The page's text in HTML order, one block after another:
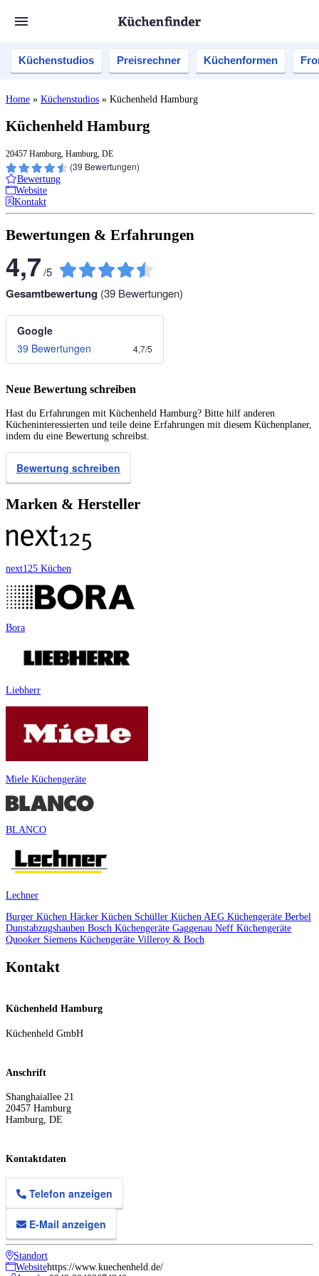
Küchenstudios Preisrechner Küchenformen
Home » Küchenstudios » Küchenheld Hamburg
Küchenheld Hamburg
20457 Hamburg, Hamburg, DE
(39 Bewertungen)
Bewertung
Website
Kontakt
Bewertungen & Erfahrungen
4,7/5
Gesamtbewertung (39 Bewertungen)
Google
39 Bewertungen
4,7/5
Neue Bewertung schreiben
Hast du Erfahrungen mit Küchenheld Hamburg? Bitte hilf anderen
Kücheninteressierten und teile deine Erfahrungen mit diesem Küchenplaner,
indem du eine Bewertung schreibst.
Bewertung schreiben
Marken & Hersteller
next125 Küchen
Bora
Liebherr
Miele Küchengeräte
BLANCO
Lechner
Burger Küchen Häcker Küchen Schüller Küchen AEG Küchengeräte Berbel
Dunstabzugshauben Bosch Küchengeräte Gaggenau Neff Küchengeräte
Quooker Siemens Küchengeräte Villeroy & Boch
Kontakt
Küchenheld Hamburg
Küchenheld GmbH
Anschrift
Shanghaiallee 21
20457 Hamburg
Hamburg, DE
Kontaktdaten
Telefon anzeigen
E-Mail anzeigen
Standort
Websitehttps://www.kuechenheld.de/